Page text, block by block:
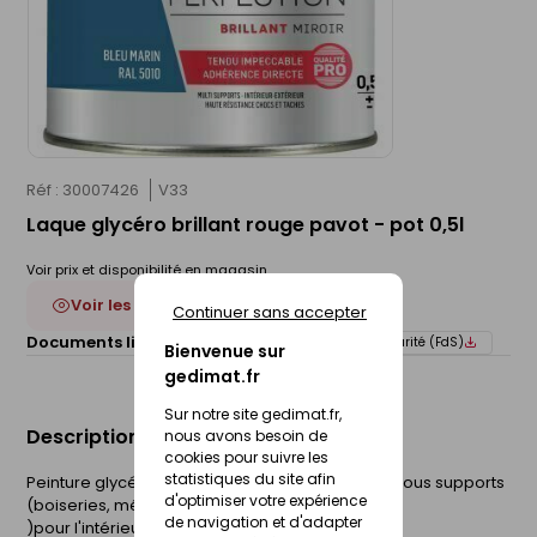
Bienvenue sur
gedimat.fr
Sur notre site gedimat.fr,
nous avons besoin de
cookies pour suivre les
statistiques du site afin
d'optimiser votre expérience
de navigation et d'adapter
Continuer sans accepter
Réf : 30007426 V33
Laque glycéro brillant rouge pavot - pot 0,5l
Voir prix et disponibilité en magasin
Voir les 20 déclinaisons
Documents liés :
Fiche technique Fiche de sécurité (FdS)
Description du produit
Peinture glycéro brillante, haute adhérence sur tous supports
(boiseries, métaux,. --
)pour l'intérieur ou l'extérieur